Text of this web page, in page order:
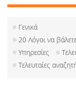
Γενικά
20 Λόγοι να
Υπηρεσίες
Τελευταίες